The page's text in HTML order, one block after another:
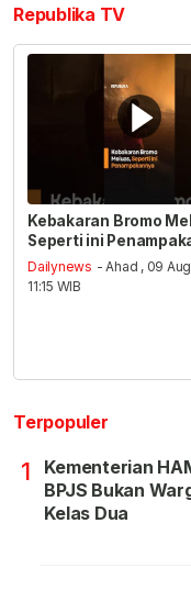
Republika TV
Kebakaran Bromo
Seperti ini
Dailynews - Ahad , 09
11:15 WIB
Terpopuler
1
Kementerian
BPJS Bukan
Kelas Dua